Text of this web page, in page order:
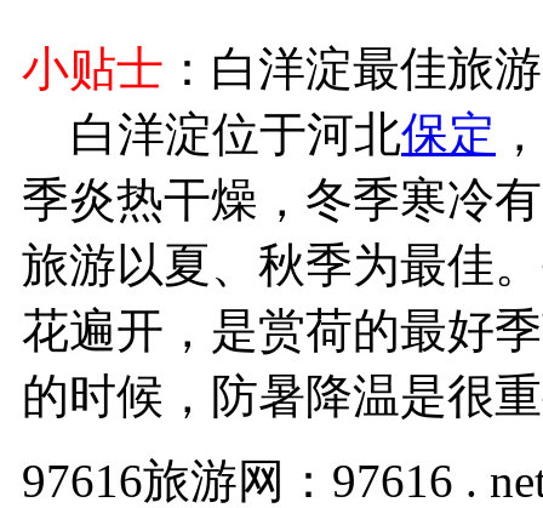
小贴士 ：白洋淀最佳旅
白洋淀位于河北保定
季炎热干燥，冬季寒冷
旅游以夏、秋季为最佳
花遍开，是赏荷的最好
的时候，防暑降温是很
97616旅游网：97616 .